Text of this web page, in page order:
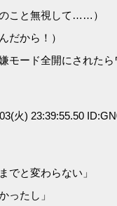
こと無視して……）
だから！）
モード全開にされた
火) 23:39:55.50
と変わらない」
ったし」